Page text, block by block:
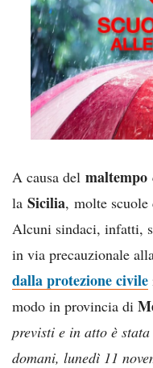
A causa del maltempo
la Sicilia, molte scuole
Alcuni sindaci, infatti,
in via precauzionale
dalla protezione civile
modo in provincia di
previsti e in atto è
domani, lunedì 11